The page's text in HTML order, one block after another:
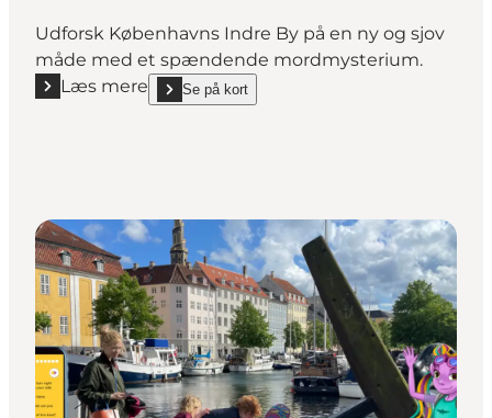
Udforsk Københavns Indre By på en ny og sjov
måde med et spændende mordmysterium.
Læs mere
Læs mere "Solve a Mystery"
Se på kort
show Solve a Mystery on_map